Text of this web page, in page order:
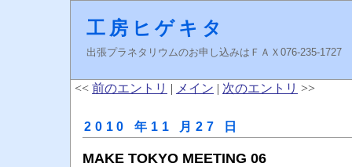
工房ヒゲキタ
出張プラネタリウムのお申し込みはＦＡＸ076-235-
<< 前のエントリ | メイン | 次のエントリ >>
2010 年11 月27 日
MAKE TOKYO MEETING 06